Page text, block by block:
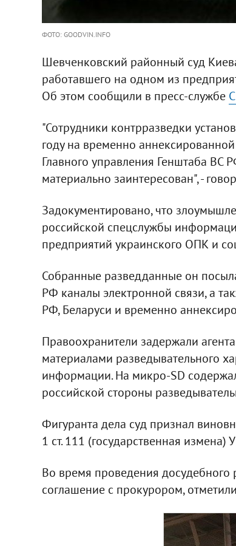
ФОТО: GOODVIN.INFO
Шевченковский районный суд
работавшего на одном из
Об этом сообщили в пресс-службе
"Сотрудники контрразведки
году на временно
Главного управления Генштаба ВС
материально заинтересован", -
Задокументировано, что
российской спецслужбы
предприятий украинского ОПК и
Собранные разведданные он
РФ каналы электронной связи, а
РФ, Беларуси и временно
Правоохранители задержали
материалами разведывательного
информации. На микро-SD
российской стороны
Фигуранта дела суд признал
1 ст. 111 (государственная измена)
Во время проведения досудебного
соглашение с прокурором,